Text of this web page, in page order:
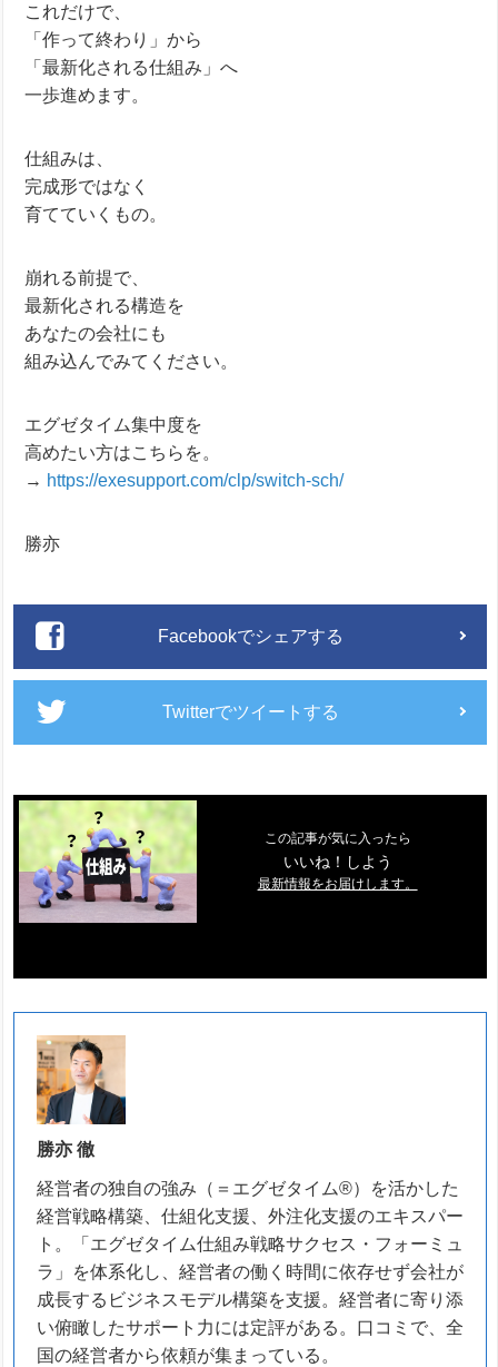
これだけで、
「作って終わり」から
「最新化される仕組み」へ
一歩進めます。
仕組みは、
完成形ではなく
育てていくもの。
崩れる前提で、
最新化される構造を
あなたの会社にも
組み込んでみてください。
エグゼタイム集中度を
高めたい方はこちらを。
→ https://exesupport.com/clp/switch-sch/
勝亦
Facebookでシェアする
Twitterでツイートする
この記事が気に入ったら
いいね！しよう
最新情報をお届けします。
勝亦 徹
経営者の独自の強み（＝エグゼタイム®）を活かした
経営戦略構築、仕組化支援、外注化支援のエキスパー
ト。「エグゼタイム仕組み戦略サクセス・フォーミュ
ラ」を体系化し、経営者の働く時間に依存せず会社が
成長するビジネスモデル構築を支援。経営者に寄り添
い俯瞰したサポート力には定評がある。口コミで、全
国の経営者から依頼が集まっている。